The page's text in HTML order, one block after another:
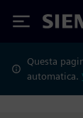
Questa
automatica.